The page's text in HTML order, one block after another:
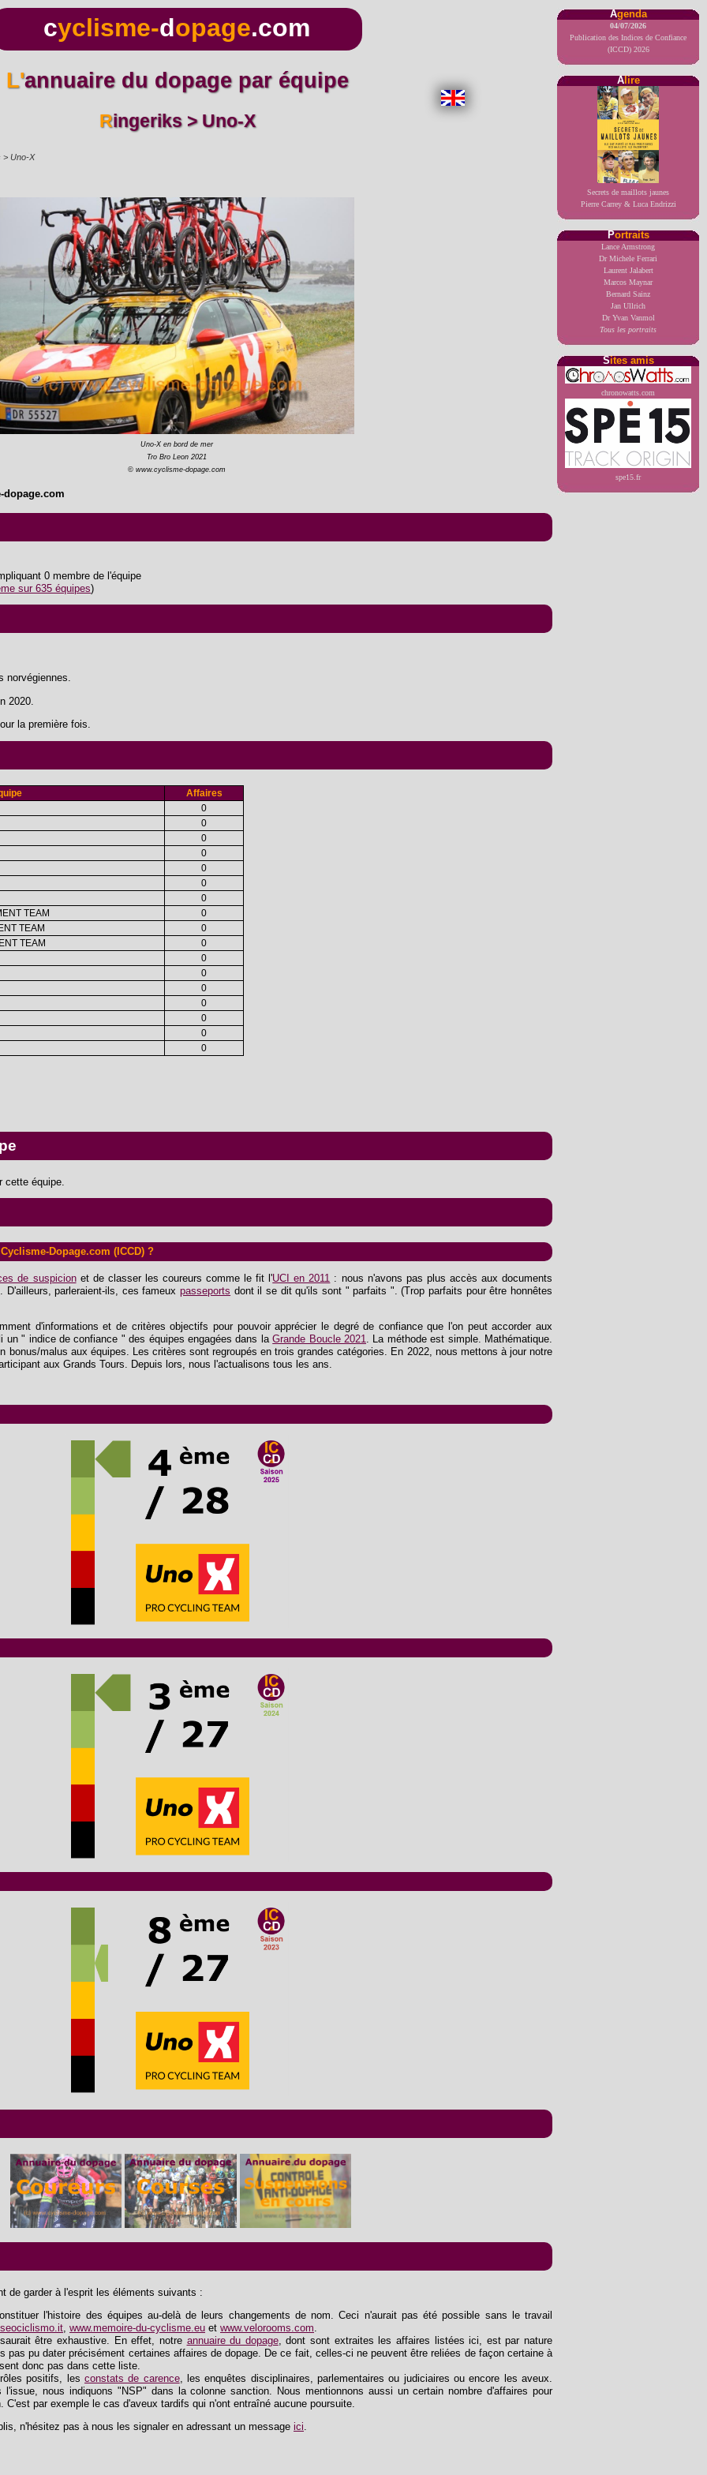
Agenda
04/07/2026
Publication des Indices de Confiance
(ICCD) 2026
Alire
Secrets de maillots jaunes
Pierre Carrey & Luca Endrizzi
Portraits
Lance Armstrong
Dr Michele Ferrari
Laurent Jalabert
Marcos Maynar
Bernard Sainz
Jan Ullrich
Dr Yvan Vanmol
Tous les portraits
Sites amis
chronowatts.com
spe15.fr
cyclisme-dopage.com
L'annuaire du dopage par équipe
Ringeriks > Uno-X
> Uno-X
Uno-X en bord de mer
Tro Bro Leon 2021
© www.cyclisme-dopage.com
dopage.com
0 membre de l'équipe
sur 635 équipes)
norvégiennes.
2020.
la première fois.
Affaires
0
0
0
0
0
0
0
TEAM
0
TEAM
0
TEAM
0
0
0
0
0
0
0
0
cette équipe.
Dopage.com (ICCD) ?
de suspicionet de classer les coureurs comme le fit l'UCI en 2011 : nous n'avons pas plus accès aux documents
. D'ailleurs, parleraient-ils, ces fameuxpasseports dont il se dit qu'ils sont " parfaits ". (Trop parfaits pour être honnêtes
d'informations et de critères objectifs pour pouvoir apprécier le degré de confiance que l'on peut accorder aux
un " indice de confiance " des équipes engagées dans laGrande Boucle 2021
. La méthode est simple. Mathématique.
bonus/malus aux équipes. Les critères sont regroupés en trois grandes catégories. En 2022, nous mettons à jour notre
aux Grands Tours. Depuis lors, nous l'actualisons tous les ans.
de garder à l'esprit les éléments suivants :
l'histoire des équipes au-delà de leurs changements de nom. Ceci n'aurait pas été possible sans le travail
www.memoire-du-cyclisme.eu et www.velorooms.com
être exhaustive. En effet, notre annuaire du dopage, dont sont extraites les affaires listées ici, est par nature
pas pu dater précisément certaines affaires de dopage. De ce fait, celles-ci ne peuvent être reliées de façon certaine à
donc pas dans cette liste.
positifs, les constats de carence, les enquêtes disciplinaires, parlementaires ou judiciaires ou encore les aveux.
l'issue, nous indiquons "NSP" dans la colonne sanction. Nous mentionnons aussi un certain nombre d'affaires pour
C'est par exemple le cas d'aveux tardifs qui n'ont entraîné aucune poursuite.
n'hésitez pas à nous les signaler en adressant un message ici.